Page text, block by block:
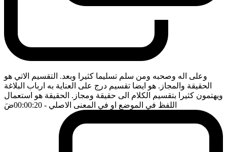
وعلى اله وصحبه ومن سلم تسليما كثيرا وبعد. التقسيم الاتي هو
الحقيقة والمجاز. هو ايضا تقسيم درج على العناية به ارباب البلاغة
ويهتمون كثيرا بتقسيم الكلام الى حقيقة ومجاز. الحقيقة هو استعمال
اللفظ في الموضع او في المعنى الاصلي - 00:00:20 ضَ